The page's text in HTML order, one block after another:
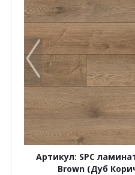
Артикул: SPC
Brown (Дуб